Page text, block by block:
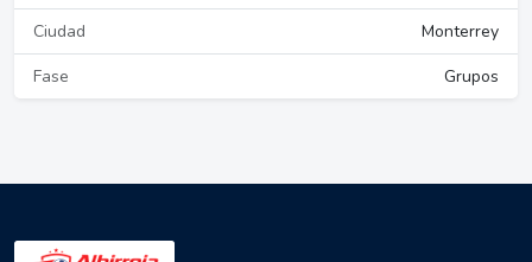
Ciudad
Monterrey
Fase
Grupos